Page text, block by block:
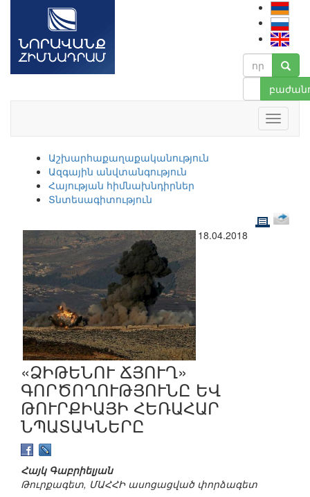
Աշխարհաքաղաքականություն
Ազգային անվտանգություն
Հայության հիմնախնդիրներ
Տնտեսագիտություն
18.04.2018
«ՁԻԹԵՆՈՒ ՃՅՈՒՂ»
ԳՈՐԾՈՂՈՒԹՅՈՒՆԸ ԵՎ
ԹՈՒՐՔԻԱՅԻ ՀԵՌԱՀԱՐ
ՆՊԱՏԱԿՆԵՐԸ
Հայկ Գաբրիելյան
Թուրքագետ, ՄԱՀՀԻ ասոցացված փորձագետ